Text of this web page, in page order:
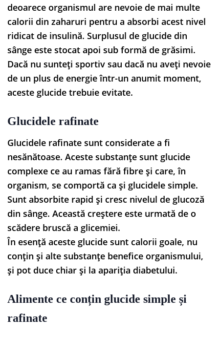
deoarece organismul are nevoie de mai multe
calorii din zaharuri pentru a absorbi acest nivel
ridicat de insulină. Surplusul de glucide din
sânge este stocat apoi sub formă de grăsimi.
Dacă nu sunteți sportiv sau dacă nu aveți nevoie
de un plus de energie într-un anumit moment,
aceste glucide trebuie evitate.
Glucidele rafinate
Glucidele rafinate sunt considerate a fi
nesănătoase. Aceste substanțe sunt glucide
complexe ce au ramas fără fibre și care, în
organism, se comportă ca și glucidele simple.
Sunt absorbite rapid și cresc nivelul de glucoză
din sânge. Această creștere este urmată de o
scădere bruscă a glicemiei.
În esență aceste glucide sunt calorii goale, nu
conțin și alte substanțe benefice organismului,
și pot duce chiar și la apariția diabetului.
Alimente ce conțin glucide simple și
rafinate